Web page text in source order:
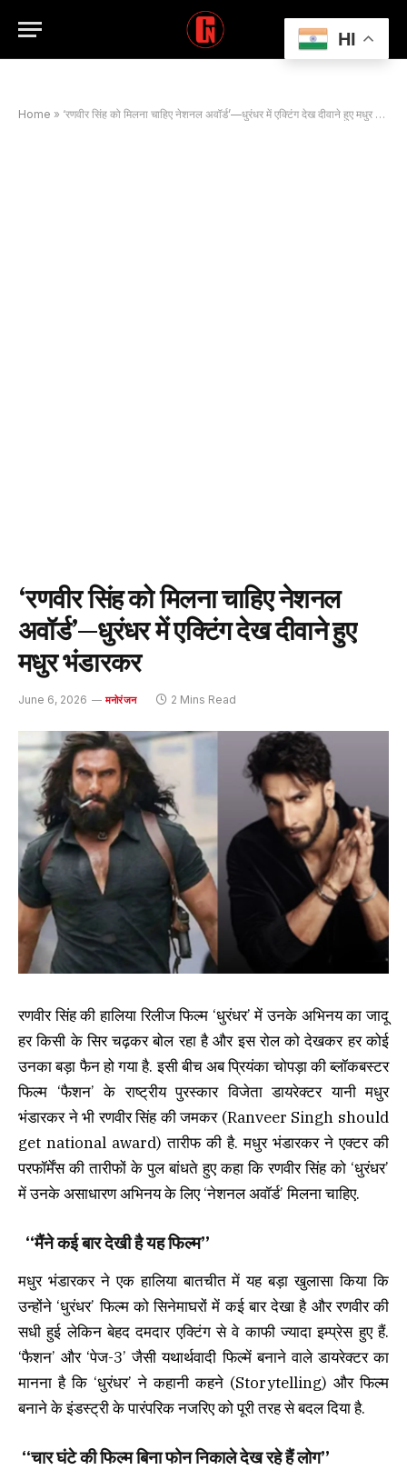
Home » ‘रणवीर सिंह को मिलना चाहिए नेशनल अवॉर्ड’—धुरंधर में एक्टिंग देख दीवाने हुए मधुर भंडारकर
‘रणवीर सिंह को मिलना चाहिए नेशनल
अवॉर्ड’—धुरंधर में एक्टिंग देख दीवाने हुए
मधुर भंडारकर
June 6, 2026 मनोरंजन 2 Mins Read
रणवीर सिंह की हालिया रिलीज फिल्म ‘धुरंधर’ में उनके अभिनय का जादू
हर किसी के सिर चढ़कर बोल रहा है और इस रोल को देखकर हर कोई
उनका बड़ा फैन हो गया है. इसी बीच अब प्रियंका चोपड़ा की ब्लॉकबस्टर
फिल्म ‘फैशन’ के राष्ट्रीय पुरस्कार विजेता डायरेक्टर यानी मधुर
भंडारकर ने भी रणवीर सिंह की जमकर (Ranveer Singh should
get national award) तारीफ की है. मधुर भंडारकर ने एक्टर की
परफॉर्मेंस की तारीफों के पुल बांधते हुए कहा कि रणवीर सिंह को ‘धुरंधर’
में उनके असाधारण अभिनय के लिए ‘नेशनल अवॉर्ड’ मिलना चाहिए.
“मैंने कई बार देखी है यह फिल्म”
मधुर भंडारकर ने एक हालिया बातचीत में यह बड़ा खुलासा किया कि
उन्होंने ‘धुरंधर’ फिल्म को सिनेमाघरों में कई बार देखा है और रणवीर की
सधी हुई लेकिन बेहद दमदार एक्टिंग से वे काफी ज्यादा इम्प्रेस हुए हैं.
‘फैशन’ और ‘पेज-3’ जैसी यथार्थवादी फिल्में बनाने वाले डायरेक्टर का
मानना ​​है कि ‘धुरंधर’ ने कहानी कहने (Storytelling) और फिल्म
बनाने के इंडस्ट्री के पारंपरिक नजरिए को पूरी तरह से बदल दिया है.
“चार घंटे की फिल्म बिना फोन निकाले देख रहे हैं लोग”
HI